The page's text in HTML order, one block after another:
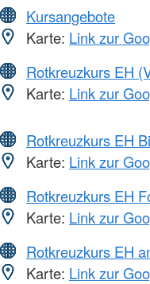
Kursangebote
Karte: Link zur
Rotkreuzkurs EH
Karte: Link zur
Rotkreuzkurs EH
Karte: Link zur
Rotkreuzkurs EH
Karte: Link zur
Rotkreuzkurs EH
Karte: Link zur